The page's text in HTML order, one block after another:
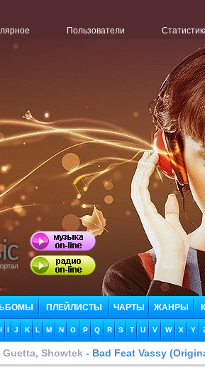
Пользователи
ПЛЕЙЛИСТЫ ЧАРТЫ ЖАНРЫ
I J K L M N O P Q R S T U V W X Y
Guetta, Showtek - Bad Feat Vassy